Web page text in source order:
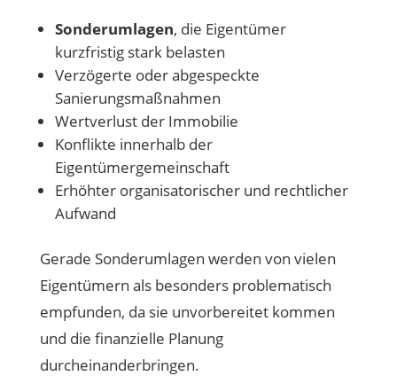
Sonderumlagen, die Eigentümer
kurzfristig stark belasten
Verzögerte oder abgespeckte
Sanierungsmaßnahmen
Wertverlust der Immobilie
Konflikte innerhalb der
Eigentümergemeinschaft
Erhöhter organisatorischer und rechtlicher
Aufwand
Gerade Sonderumlagen werden von vielen
Eigentümern als besonders problematisch
empfunden, da sie unvorbereitet kommen
und die finanzielle Planung
durcheinanderbringen.